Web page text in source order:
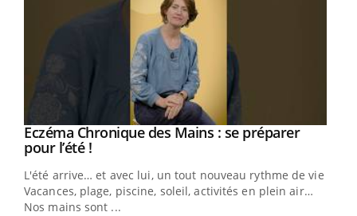
Youtube
Eczéma Chronique des Mains : se préparer
pour l’été !Youtube
L'été arrive… et avec lui, un tout nouveau rythme de vie !
Vacances, plage, piscine, soleil, activités en plein air…
Nos mains sont ...